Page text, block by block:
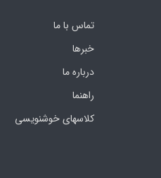
تماس با ما
خبرها
درباره ما
راهنما
کلاسهای خوشنویسی